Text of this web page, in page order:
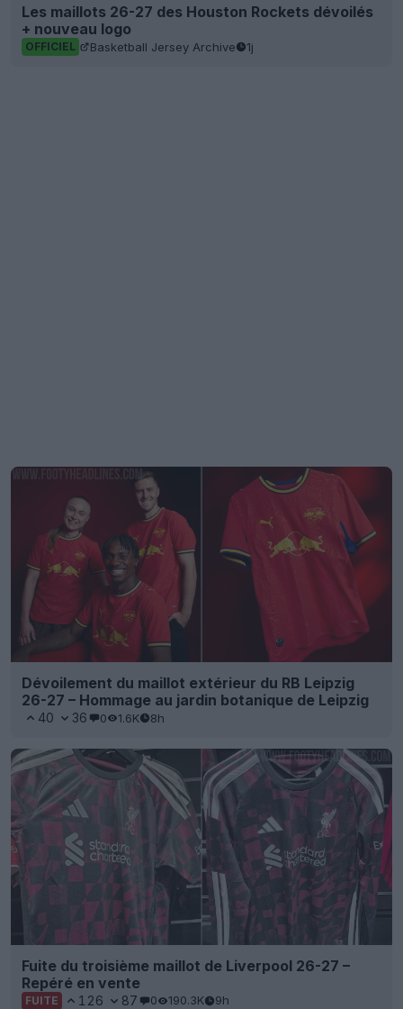
Les maillots 26-27 des Houston Rockets dévoilés
+ nouveau logo
OFFICIEL Basketball Jersey Archive 1j
Dévoilement du maillot extérieur du RB Leipzig
26-27 – Hommage au jardin botanique de Leipzig
40 36 0 1.6K 8h
Fuite du troisième maillot de Liverpool 26-27 –
Repéré en vente
FUITE 126 87 0 190.3K 9h